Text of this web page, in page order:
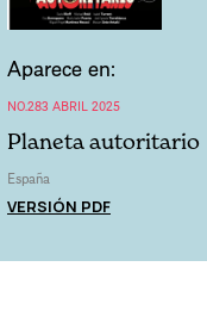
Aparece en:
NO.283 ABRIL 2025
Planeta autoritario
España
VERSIÓN PDF